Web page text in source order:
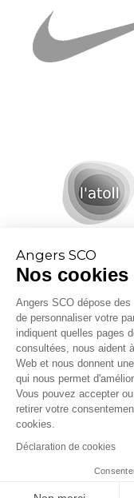
Angers SCO
Nos cookies
Angers SCO dépose
de personnaliser votre
indiquent quelles pages
consultées, nous aident
Web et nous donnent
qui nous permet
Vous pouvez accepter
retirer votre
cookies.
Déclaration de cookies